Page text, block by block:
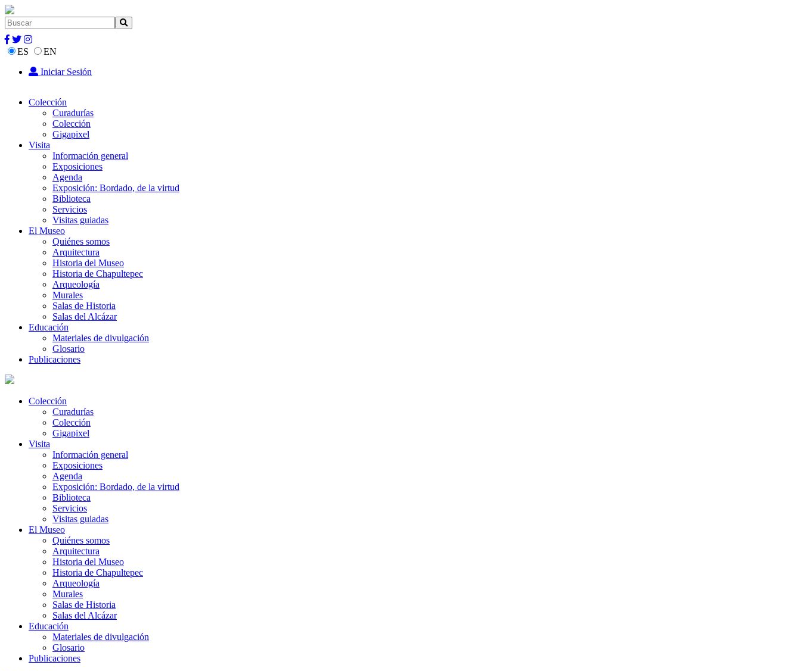
ES
EN
Iniciar Sesión
Colección
Curadurías
Colección
Gigapixel
Visita
Información general
Exposiciones
Agenda
Exposición: Bordado, de la virtud
Biblioteca
Servicios
Visitas guiadas
El Museo
Quiénes somos
Arquitectura
Historia del Museo
Historia de Chapultepec
Arqueología
Murales
Salas de Historia
Salas del Alcázar
Educación
Materiales de divulgación
Glosario
Publicaciones
Colección
Curadurías
Colección
Gigapixel
Visita
Información general
Exposiciones
Agenda
Exposición: Bordado, de la virtud
Biblioteca
Servicios
Visitas guiadas
El Museo
Quiénes somos
Arquitectura
Historia del Museo
Historia de Chapultepec
Arqueología
Murales
Salas de Historia
Salas del Alcázar
Educación
Materiales de divulgación
Glosario
Publicaciones